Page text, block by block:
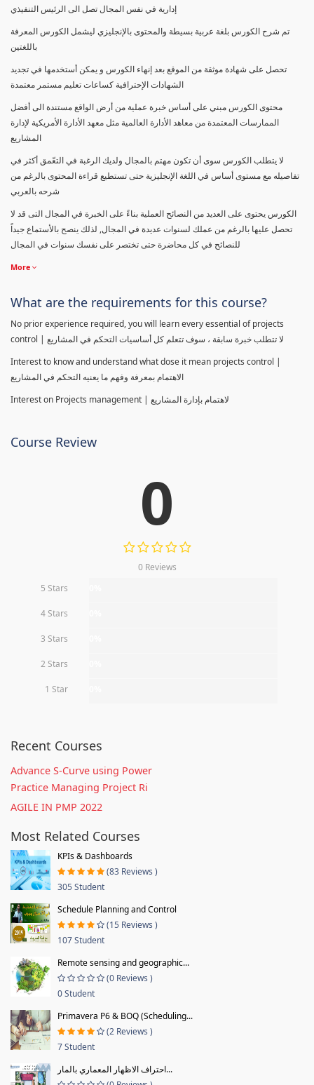
إدارية في نفس المجال تصل الى الرئيس التنفيذي
تم شرح الكورس بلغة عربية بسيطة والمحتوى بالإنجليزي ليشمل الكورس المعرفة
باللغتين
تحصل على شهادة موثقة من الموقع بعد إنهاء الكورس و يمكن أستخدمها في تجديد
الشهادات الإحترافية كساعات تعليم مستمر معتمدة
محتوى الكورس مبني على أساس خبرة عملية من أرض الواقع مستندة الى أفضل
الممارسات المعتمدة من معاهد الأدارة العالمية مثل معهد الأدارة الأمريكية لإدارة
المشاريع
لا يتطلب الكورس سوى أن تكون مهتم بالمجال ولديك الرغبة في التعّمق أكثر في
تفاصيله مع مستوى أساس في اللغة الإنجليزية حتى تستطيع قراءة المحتوى بالرغم من
شرحه بالعربي
الكورس يحتوى على العديد من النصائح العملية بناءً على الخبرة في المجال التى قد لا
تحصل عليها بالرغم من عملك لسنوات عديدة في المجال, لذلك ينصح بالأستماع جيداً
للنصائح في كل محاضرة حتى تختصر على نفسك سنوات في المجال
More
What are the requirements for this course?
No prior experience required, you will learn every essential of projects
control | لا تتطلب خبرة سابقة ، سوف تتعلم كل أساسيات التحكم في المشاريع
Interest to know and understand what dose it mean projects control |
الاهتمام بمعرفة وفهم ما يعنيه التحكم في المشاريع
Interest on Projects management | لاهتمام بإدارة المشاريع
Course Review
0
0 Reviews
5 Stars
4 Stars
3 Stars
2 Stars
1 Star
Recent Courses
Advance S-Curve using Power
Practice Managing Project Ri
AGILE IN PMP 2022
Most Related Courses
KPIs & Dashboards
(83 Reviews )
305 Student
Schedule Planning and Control
(15 Reviews )
107 Student
Remote sensing and geographic...
(0 Reviews )
0 Student
Primavera P6 & BOQ (Scheduling...
(2 Reviews )
7 Student
احتراف الاظهار المعماري بالمار...